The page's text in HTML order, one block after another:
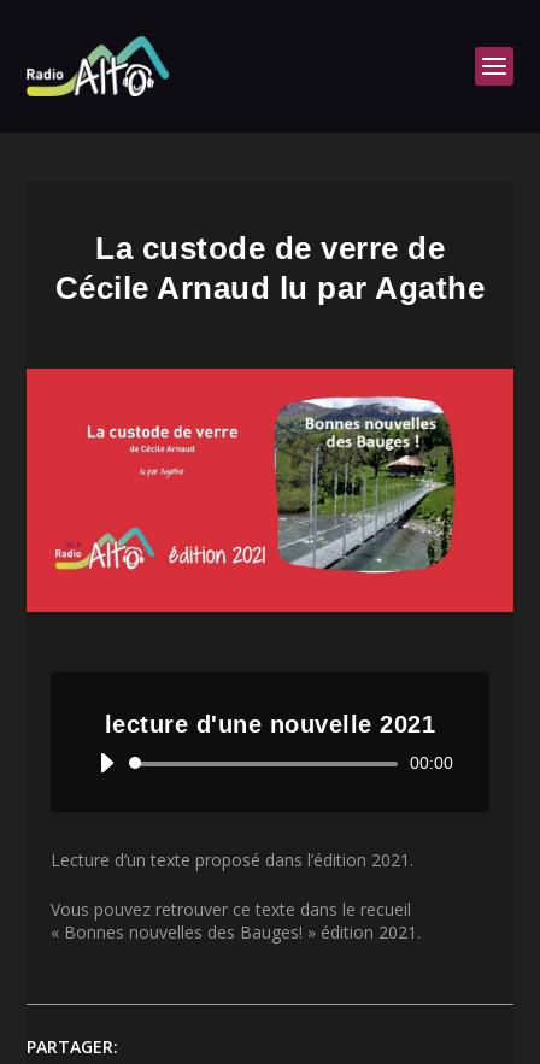
La custode de verre de
Cécile Arnaud lu par Agathe
lecture d'une nouvelle 2021
Lecteur
00:00
Lecture d’un texte proposé dans l’édition 2021.
Vous pouvez retrouver ce texte dans le recueil
« Bonnes nouvelles des Bauges! » édition 2021.
PARTAGER: